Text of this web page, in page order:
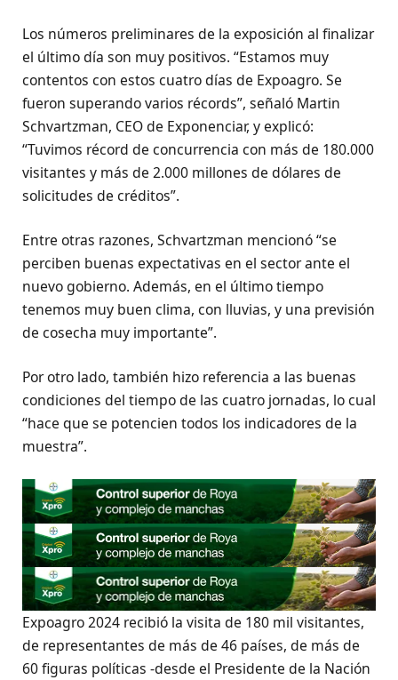
Los números preliminares de la exposición al finalizar
el último día son muy positivos. “Estamos muy
contentos con estos cuatro días de Expoagro. Se
fueron superando varios récords”, señaló Martin
Schvartzman, CEO de Exponenciar, y explicó:
“Tuvimos récord de concurrencia con más de 180.000
visitantes y más de 2.000 millones de dólares de
solicitudes de créditos”.
Entre otras razones, Schvartzman mencionó “se
perciben buenas expectativas en el sector ante el
nuevo gobierno. Además, en el último tiempo
tenemos muy buen clima, con lluvias, y una previsión
de cosecha muy importante”.
Por otro lado, también hizo referencia a las buenas
condiciones del tiempo de las cuatro jornadas, lo cual
“hace que se potencien todos los indicadores de la
muestra”.
Expoagro 2024 recibió la visita de 180 mil visitantes,
de representantes de más de 46 países, de más de
60 figuras políticas -desde el Presidente de la Nación